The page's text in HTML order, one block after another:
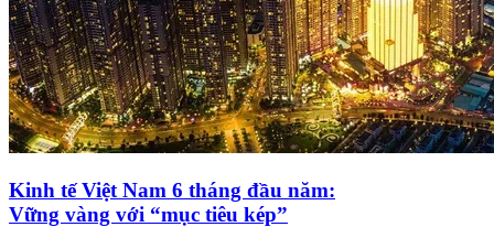
Kinh tế Việt Nam 6 tháng đầu năm:
Vững vàng với “mục tiêu kép”